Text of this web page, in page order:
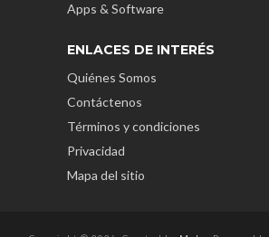
Apps & Software
ENLACES DE INTERÉS
Quiénes Somos
Contáctenos
Términos y condiciones
Privacidad
Mapa del sitio